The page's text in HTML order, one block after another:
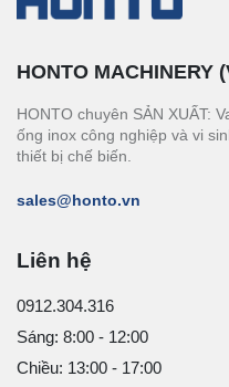
HONTO MACHINERY
HONTO chuyên SẢN XUẤT:
ống inox công nghiệp và vi
thiết bị chế biến.
sales@honto.vn
Liên hệ
0912.304.316
Sáng: 8:00 - 12:00
Chiều: 13:00 - 17:00